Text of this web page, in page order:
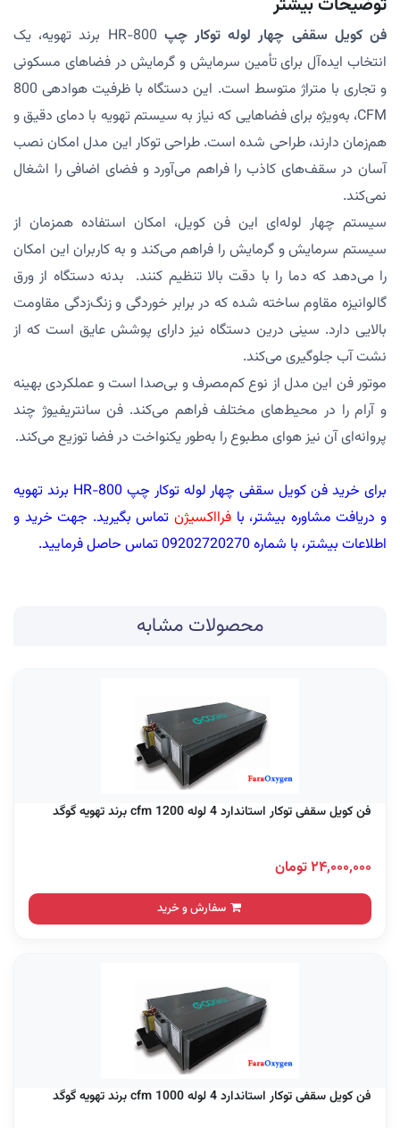
فن کویل سقفی چهار لوله توکار چپ
HR-800 برند تهویه، یک
انتخاب ایده‌آل برای تأمین سرمایش و گرمایش در فضاهای مسکونی
و تجاری با متراژ متوسط است. این دستگاه با ظرفیت هوادهی 800
CFM، به‌ویژه برای فضاهایی که نیاز به سیستم تهویه با دمای دقیق و
هم‌زمان دارند، طراحی شده است. طراحی توکار این مدل امکان نصب
آسان در سقف‌های کاذب را فراهم می‌آورد و فضای اضافی را اشغال
نمی‌کند.
سیستم چهار لوله‌ای این فن کویل، امکان استفاده همزمان از
سیستم سرمایش و گرمایش را فراهم می‌کند و به کاربران این امکان
را می‌دهد که دما را با دقت بالا تنظیم کنند. بدنه دستگاه از ورق
گالوانیزه مقاوم ساخته شده که در برابر خوردگی و زنگ‌زدگی مقاومت
بالایی دارد. سینی درین دستگاه نیز دارای پوشش عایق است که از
نشت آب جلوگیری می‌کند.
موتور فن این مدل از نوع کم‌مصرف و بی‌صدا است و عملکردی بهینه
و آرام را در محیط‌های مختلف فراهم می‌کند. فن سانتریفیوژ چند
پروانه‌ای آن نیز هوای مطبوع را به‌طور یکنواخت در فضا توزیع می‌کند.
برای خرید فن کویل سقفی چهار لوله توکار چپ HR-800 برند تهویه
و دریافت مشاوره بیشتر، با فرااکسیژن تماس بگیرید. جهت خرید و
اطلاعات بیشتر، با شماره 09202720270 تماس حاصل فرمایید.
محصولات مشابه
فن کویل سقفی توکار استاندارد 4 لوله 1200 cfm برند تهویه گوگد
۲۴,۰۰۰,۰۰۰ تومان
سفارش و خرید
فن کویل سقفی توکار استاندارد 4 لوله 1000 cfm برند تهویه گوگد